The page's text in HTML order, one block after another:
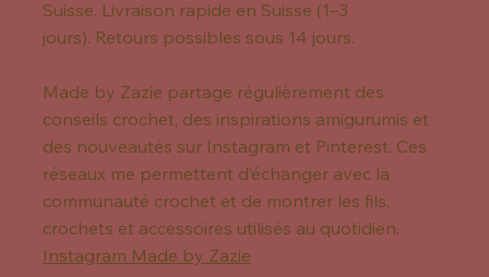
Suisse. Livraison rapide en Suisse (1–3
jours). Retours possibles sous 14 jours.
Made by Zazie partage régulièrement des
conseils crochet, des inspirations amigurumis et
des nouveautés sur Instagram et Pinterest. Ces
réseaux me permettent d’échanger avec la
communauté crochet et de montrer les fils,
crochets et accessoires utilisés au quotidien.
Instagram Made by Zazie